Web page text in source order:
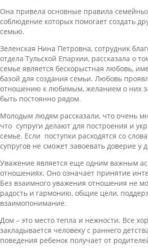
Она привела основные правила
соблюдение которых помогает создать
семью.
Зеленская Нина Петровна, сотрудник
отдела Тульской Епархии, рассказала о
семье является бескорыстная любовь,
базой для создания семьи. Любовь
отношению к любимым, желанием о них
быть постоянно рядом.
Молодым людям рассказали, что очень
что супруги делают для построения и
семье. Если поступки расходятся со
супругов не сможет завоевать доверие у
Уважение является еще одним важным
отношениях. Оно означает принятие
Без взаимного уважения отношения не
радость и гармонию, общие цели,
взаимопонимание.
Дом – это место тепла и нежности. Все
закладывается человеку с раннего
поведения ребенок получает от